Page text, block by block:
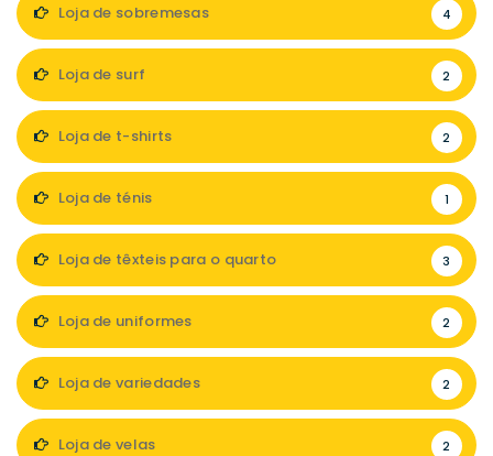
Loja de sobremesas 4
Loja de surf 2
Loja de t-shirts 2
Loja de ténis 1
Loja de têxteis para o quarto 3
Loja de uniformes 2
Loja de variedades 2
Loja de velas 2